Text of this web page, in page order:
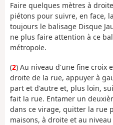
Faire quelques mètres à
piétons pour suivre, en face,
toujours le balisage Disque
ne plus faire attention à ce
métropole.
(2) Au niveau d'une fine croix
droite de la rue, appuyer à
part et d'autre et, plus loin,
fait la rue. Entamer un
dans ce virage, quitter la rue
maisons, à droite et au